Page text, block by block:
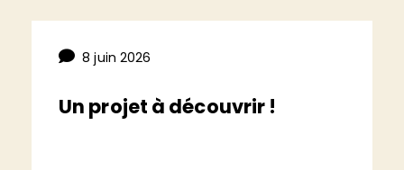
8 juin 2026
Un projet à découvrir !